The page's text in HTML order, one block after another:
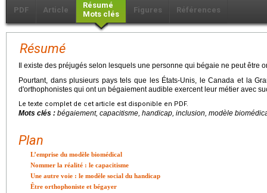
PDF Article
Résumé
Mots clés
Figures Références
Résumé
Il existe des préjugés selon lesquels une personne qui bégaie ne peut être
Pourtant, dans plusieurs pays tels que les États-Unis, le Canada et la
d'orthophonistes qui ont un bégaiement audible exercent leur métier avec
Le texte complet de cet article est disponible en PDF.
Mots clés : bégaiement, capacitisme, handicap, inclusion, modèle
Plan
L’emprise du modèle biomédical
Nommer la réalité : le capacitisme
Une autre voie : le modèle social du handicap
Être orthophoniste et bégayer